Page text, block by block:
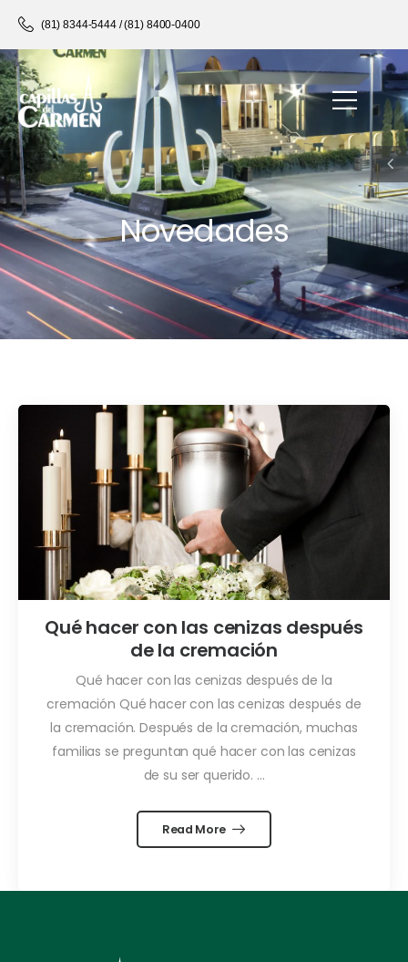
(81) 8344-5444 / (81) 8400-0400
Novedades
Qué hacer con las cenizas después
de la cremación
Qué hacer con las cenizas después de la
cremación Qué hacer con las cenizas después de
la cremación. Después de la cremación, muchas
familias se preguntan qué hacer con las cenizas
de su ser querido. ...
Read More